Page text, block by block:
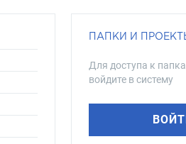
ПАПКИ И
Для доступа к
войдите в систему